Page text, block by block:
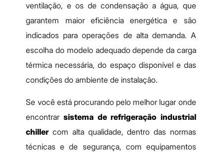
ventilação, e os de condensação a água, que
garantem maior eficiência energética e são
indicados para operações de alta demanda. A
escolha do modelo adequado depende da carga
térmica necessária, do espaço disponível e das
condições do ambiente de instalação.
Se você está procurando pelo melhor lugar onde
encontrar sistema de refrigeração industrial
chillercom alta qualidade, dentro das normas
técnicas e de segurança, com equipamentos